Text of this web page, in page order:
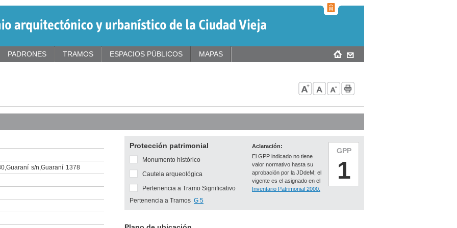
,Guaraní s/n,Guaraní 1378
Protección patrimonial
GPP
1
Aclaración:
El GPP indicado no tiene
valor normativo hasta su
aprobación por la JDdeM; el
vigente es el asignado en el
Inventario Patrimonial 2000.
Monumento histórico
Cautela arqueológica
Pertenencia a Tramo Significativo
Pertenencia a Tramos G 5
PADRONES TRAMOS ESPACIOS PÚBLICOS MAPAS